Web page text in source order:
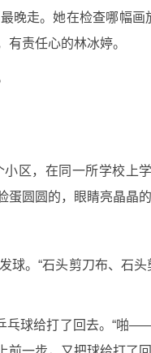
晚走。她在检查哪幅
责任心的林冰婷。
区，在同一所学校上
圆圆的，眼睛亮晶晶
。“石头剪刀布、石
球给打了回去。“啪